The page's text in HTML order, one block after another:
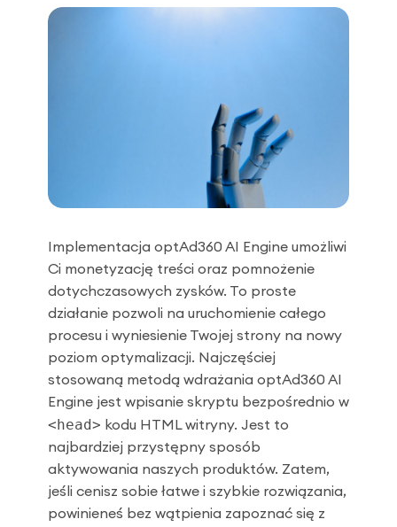
Implementacja optAd360 AI Engine umożliwi
Ci monetyzację treści oraz pomnożenie
dotychczasowych zysków. To proste
działanie pozwoli na uruchomienie całego
procesu i wyniesienie Twojej strony na nowy
poziom optymalizacji. Najczęściej
stosowaną metodą wdrażania optAd360 AI
Engine jest wpisanie skryptu bezpośrednio w
<head> kodu HTML witryny. Jest to
najbardziej przystępny sposób
aktywowania naszych produktów. Zatem,
jeśli cenisz sobie łatwe i szybkie rozwiązania,
powinieneś bez wątpienia zapoznać się z